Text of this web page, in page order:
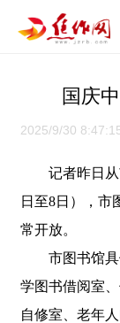
国庆
2025/9/30
记者昨日从
日至8日），市
常开放。
市图书馆具
学图书借阅室
自修室、老年